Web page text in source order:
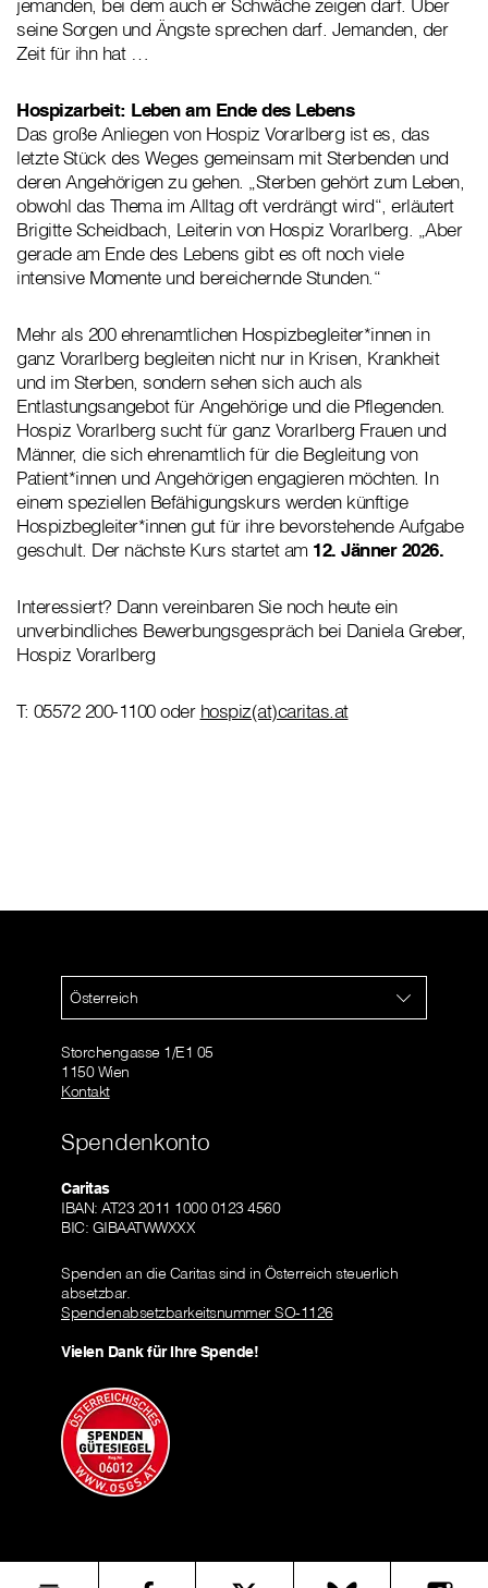
jemanden, bei dem auch er Schwäche zeigen darf. Über
seine Sorgen und Ängste sprechen darf. Jemanden, der
Zeit für ihn hat …
Hospizarbeit: Leben am Ende des Lebens
Das große Anliegen von Hospiz Vorarlberg ist es, das
letzte Stück des Weges gemeinsam mit Sterbenden und
deren Angehörigen zu gehen. „Sterben gehört zum Leben,
obwohl das Thema im Alltag oft verdrängt wird“, erläutert
Brigitte Scheidbach, Leiterin von Hospiz Vorarlberg. „Aber
gerade am Ende des Lebens gibt es oft noch viele
intensive Momente und bereichernde Stunden.“
Mehr als 200 ehrenamtlichen Hospizbegleiter*innen in
ganz Vorarlberg begleiten nicht nur in Krisen, Krankheit
und im Sterben, sondern sehen sich auch als
Entlastungsangebot für Angehörige und die Pflegenden.
Hospiz Vorarlberg sucht für ganz Vorarlberg Frauen und
Männer, die sich ehrenamtlich für die Begleitung von
Patient*innen und Angehörigen engagieren möchten. In
einem speziellen Befähigungskurs werden künftige
Hospizbegleiter*innen gut für ihre bevorstehende Aufgabe
geschult. Der nächste Kurs startet am 12. Jänner 2026.
Interessiert? Dann vereinbaren Sie noch heute ein
unverbindliches Bewerbungsgespräch bei Daniela Greber,
Hospiz Vorarlberg
T: 05572 200-1100 oder hospiz(at)caritas.at
Österreich
Storchengasse 1/E1 05
1150 Wien
Kontakt
Spendenkonto
Caritas
IBAN: AT23 2011 1000 0123 4560
BIC: GIBAATWWXXX
Spenden an die Caritas sind in Österreich steuerlich
absetzbar.
Spendenabsetzbarkeitsnummer SO-1126
Vielen Dank für Ihre Spende!